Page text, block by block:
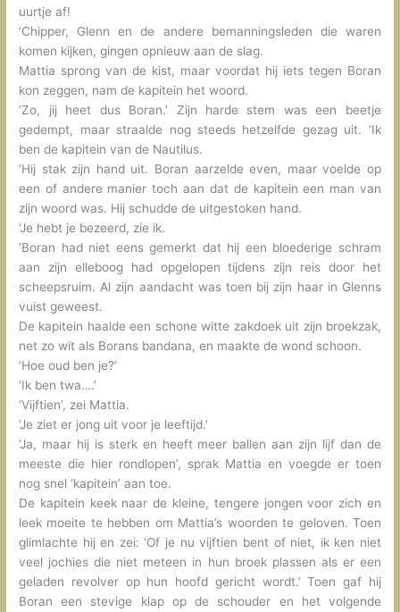
uurtje af!
’Chipper, Glenn en de andere bemanningsleden die waren
komen kijken, gingen opnieuw aan de slag.
Mattia sprong van de kist, maar voordat hij iets tegen Boran
kon zeggen, nam de kapitein het woord.
‘Zo, jij heet dus Boran.’ Zijn harde stem was een beetje
gedempt, maar straalde nog steeds hetzelfde gezag uit. ‘Ik
ben de kapitein van de Nautilus.
’Hij stak zijn hand uit. Boran aarzelde even, maar voelde op
een of andere manier toch aan dat de kapitein een man van
zijn woord was. Hij schudde de uitgestoken hand.
‘Je hebt je bezeerd, zie ik.
’Boran had niet eens gemerkt dat hij een bloederige schram
aan zijn elleboog had opgelopen tijdens zijn reis door het
scheepsruim. Al zijn aandacht was toen bij zijn haar in Glenns
vuist geweest.
De kapitein haalde een schone witte zakdoek uit zijn broekzak,
net zo wit als Borans bandana, en maakte de wond schoon.
‘Hoe oud ben je?’
‘Ik ben twa….’
‘Vijftien’, zei Mattia.
‘Je ziet er jong uit voor je leeftijd.’
‘Ja, maar hij is sterk en heeft meer ballen aan zijn lijf dan de
meeste die hier rondlopen’, sprak Mattia en voegde er toen
nog snel ‘kapitein’ aan toe.
De kapitein keek naar de kleine, tengere jongen voor zich en
leek moeite te hebben om Mattia’s woorden te geloven. Toen
glimlachte hij en zei: ‘Of je nu vijftien bent of niet, ik ken niet
veel jochies die niet meteen in hun broek plassen als er een
geladen revolver op hun hoofd gericht wordt.’ Toen gaf hij
Boran een stevige klap op de schouder en het volgende